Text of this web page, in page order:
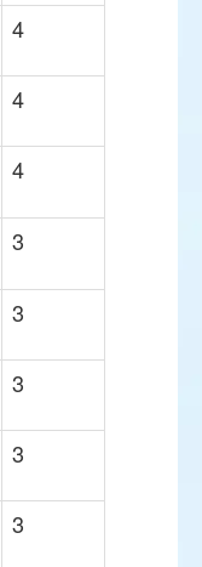
4
4
4
3
3
3
3
3